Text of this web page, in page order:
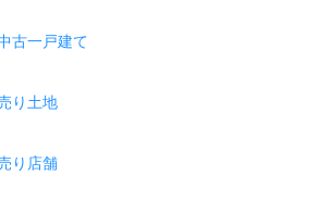
古一戸建て
り土地
り店舗